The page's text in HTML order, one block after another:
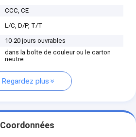
CCC, CE
L/C, D/P, T/T
10-20 jours ouvrables
dans la boîte de couleur ou le carton
neutre
Regardez plus
Coordonnées